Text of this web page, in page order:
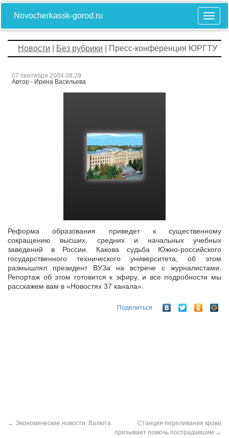
Novocherkassk-gorod.ru
Новости Без рубрики | Пресс-конференция ЮРГТУ
07 сентября 2004 08:29
Автор - Ирина Васильева
Реформа образования приведет к существенному
сокращению высших, средних и начальных учебных
заведений в России. Какова судьба Южно-российского
государственного технического университета, об этом
размышлял президент ВУЗа на встрече с журналистами.
Репортаж об этом готовится к эфиру, и все подробности мы
расскажем вам в «Новостях 37 канала».
Поделиться
← Экономические новости. Валюта.
Станция переливания крови
призывает помочь пострадавшим →